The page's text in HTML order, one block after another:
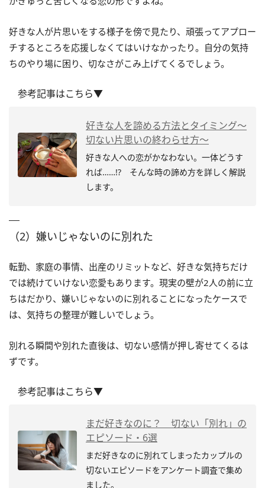
好きな人が片思いをする様子を傍で見たり、頑張ってアプロー
チするところを応援しなくてはいけなかったり。自分の気持
ちのやり場に困り、切なさがこみ上げてくるでしょう。
参考記事はこちら▼
好きな人を諦める方法とタイミング～
切ない片思いの終わらせ方～
好きな人への恋がかなわない。一体どうす
れば……!? そんな時の諦め方を詳しく解説
します。
（2）嫌いじゃないのに別れた
転勤、家庭の事情、出産のリミットなど、好きな気持ちだけ
では続けていけない恋愛もあります。現実の壁が2人の前に立
ちはだかり、嫌いじゃないのに別れることになったケースで
は、気持ちの整理が難しいでしょう。
別れる瞬間や別れた直後は、切ない感情が押し寄せてくるは
ずです。
参考記事はこちら▼
まだ好きなのに？ 切ない「別れ」の
エピソード・6選
まだ好きなのに別れてしまったカップルの
切ないエピソードをアンケート調査で集め
ました。